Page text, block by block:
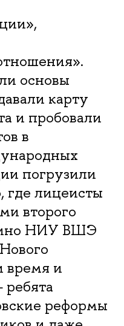
основы
карту
и пробовали
в
погрузили
где лицеисты
второго
НИУ ВШЭ
время и
реформы